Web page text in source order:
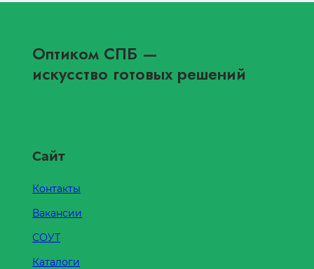
Оптиком СПБ —
искусство готовых решений
Сайт
Контакты
Вакансии
СОУТ
Каталоги